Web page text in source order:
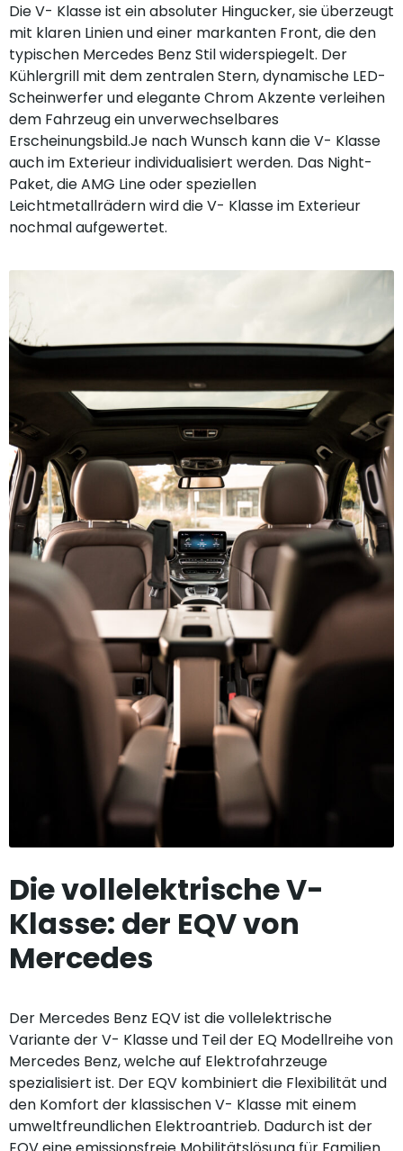
Die V- Klasse ist ein absoluter Hingucker, sie überzeugt
mit klaren Linien und einer markanten Front, die den
typischen Mercedes Benz Stil widerspiegelt. Der
Kühlergrill mit dem zentralen Stern, dynamische LED-
Scheinwerfer und elegante Chrom Akzente verleihen
dem Fahrzeug ein unverwechselbares
Erscheinungsbild.Je nach Wunsch kann die V- Klasse
auch im Exterieur individualisiert werden. Das Night-
Paket, die AMG Line oder speziellen
Leichtmetallrädern wird die V- Klasse im Exterieur
nochmal aufgewertet.
Die vollelektrische V-
Klasse: der EQV von
Mercedes
Der Mercedes Benz EQV ist die vollelektrische
Variante der V- Klasse und Teil der EQ Modellreihe von
Mercedes Benz, welche auf Elektrofahrzeuge
spezialisiert ist. Der EQV kombiniert die Flexibilität und
den Komfort der klassischen V- Klasse mit einem
umweltfreundlichen Elektroantrieb. Dadurch ist der